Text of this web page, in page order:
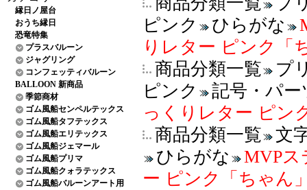
縁日ノ屋台
おうち縁日
恐竜特集
プラスバルーン
ジャグリング
コンフェッティバルーン
BALLOON 新商品
季節商材
ゴム風船センペルテックス
ゴム風船タフテックス
ゴム風船エリテックス
ゴム風船ジェマール
ゴム風船プリマ
ゴム風船クォラテックス
ゴム風船バルーンアート用
ピンク
ひらがな
りレター ピンク「
商品分類一覧
プ
ピンク
記号・パー
っくりレター ピン
商品分類一覧
文
ひらがな
MVPス
ー ピンク「ちゃん